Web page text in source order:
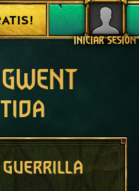
INICIAR SESIÓN
guerrilla